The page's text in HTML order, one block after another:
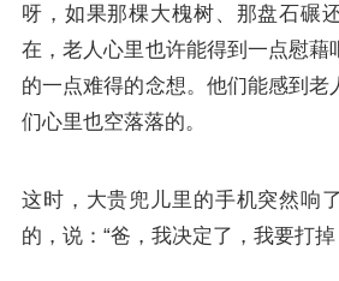
呀，如果那棵大槐树、那盘石碾
在，老人心里也许能得到一点慰藉
的一点难得的念想。他们能感到老
们心里也空落落的。
这时，大贵兜儿里的手机突然响
的，说：“爸，我决定了，我要打掉